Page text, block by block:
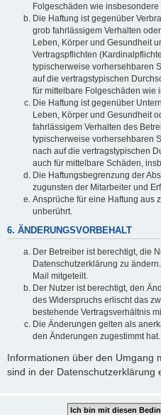
Folgeschäden wie insbesondere
Die Haftung ist gegenüber
grob fahrlässigem Verhalten
Leben, Körper und Gesundheit
Vertragspflichten
typischerweise vorhersehbaren
auf die vertragstypischen
für mittelbare Folgeschäden wie
Die Haftung ist gegenüber
Leben, Körper und Gesundheit
fahrlässigem Verhalten des
typischerweise vorhersehbaren
nach auf die vertragstypischen
auch für mittelbare Schäden,
Die Haftungsbegrenzung der
zugunsten der Mitarbeiter und
Ansprüche für eine Haftung aus
unberührt.
6. ÄNDERUNGSVORBEHALT
Der Betreiber ist berechtigt, die
Datenschutzerklärung zu
Mail mitgeteilt.
Der Nutzer ist berechtigt, den
des Widerspruchs erlischt das
bestehende Vertragsverhältnis
Die Änderungen gelten als
den Änderungen zugestimmt hat.
Informationen über den Umgang
sind in der Datenschutzerklärung